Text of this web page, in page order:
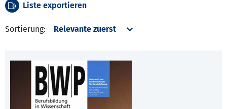
Liste exportieren
Sortierung: